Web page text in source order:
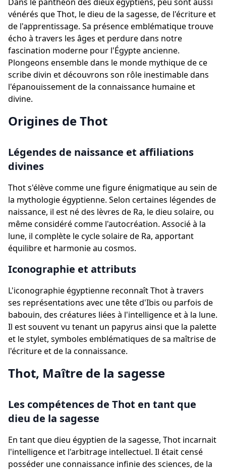
vénérés que Thot, le dieu de la sagesse, de l'écriture et
de l'apprentissage. Sa présence emblématique trouve
écho à travers les âges et perdure dans notre
fascination moderne pour l'Égypte ancienne.
Plongeons ensemble dans le monde mythique de ce
scribe divin et découvrons son rôle inestimable dans
l'épanouissement de la connaissance humaine et
divine.
Origines de Thot
Légendes de naissance et affiliations
divines
Thot s'élève comme une figure énigmatique au sein de
la mythologie égyptienne. Selon certaines légendes de
naissance, il est né des lèvres de Ra, le dieu solaire, ou
même considéré comme l'autocréation. Associé à la
lune, il complète le cycle solaire de Ra, apportant
équilibre et harmonie au cosmos.
Iconographie et attributs
L'iconographie égyptienne reconnaît Thot à travers
ses représentations avec une tête d'Ibis ou parfois de
babouin, des créatures liées à l'intelligence et à la lune.
Il est souvent vu tenant un papyrus ainsi que la palette
et le stylet, symboles emblématiques de sa maîtrise de
l'écriture et de la connaissance.
Thot, Maître de la sagesse
Les compétences de Thot en tant que
dieu de la sagesse
En tant que dieu égyptien de la sagesse, Thot incarnait
l'intelligence et l'arbitrage intellectuel. Il était censé
posséder une connaissance infinie des sciences, de la